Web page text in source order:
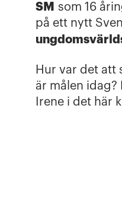
SM som 16
på ett nytt
Hur var det att
är målen idag?
Irene i det här